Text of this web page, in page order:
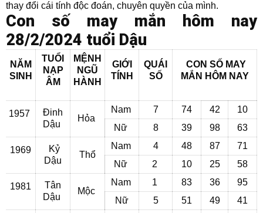
thay đổi cái tính độc đoán, chuyên quyền của mình.
Con số may mắn hôm nay
28/2/2024 tuổi Dậu
NĂM
SINH
TUỔI
NẠP
ÂM
MỆNH
NGŨ
HÀNH
GIỚI
TÍNH
QUÁI
SỐ
CON SỐ MAY
MẮN HÔM NAY
1957
Đinh
Dậu
Hỏa
Nam 7 74 42
10
Nữ
8 39 98 63
1969
Kỷ
Dậu
Thổ
Nam 4 48 87
71
Nữ
2 10 25 58
1981
Tân
Dậu
Mộc
Nam 1 83 36
95
Nữ
5 51 49 41